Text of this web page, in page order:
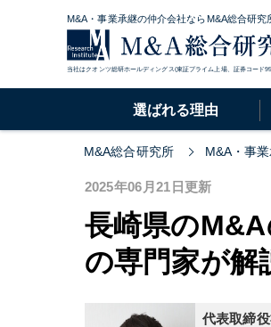
M&A・事業承継の仲介会社ならM&A総合研究
当社はクオンツ総研ホールディングス(東証プライム上場、証券コード
選ばれる理由
M&A総合研究所 M&A・事
2025年06月21日更新
長崎県の
の専門家が解
代表取締